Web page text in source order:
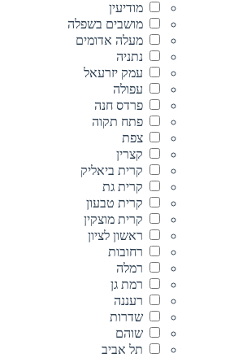
מודיעין
מושבים בשפלה
מעלה אדומים
נתניה
עמק יזרעאל
עפולה
פרדס חנה
פתח תקוה
צפת
קצרין
קרית ביאליק
קרית גת
קרית טבעון
קרית מוצקין
ראשון לציון
רחובות
רמלה
רמת גן
רעננה
שדרות
שוהם
תל אביב